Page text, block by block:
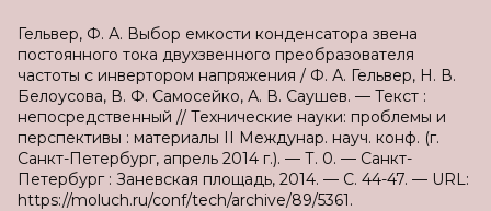
Гельвер, Ф. А. Выбор емкости конденсатора звена
постоянного тока двухзвенного преобразователя
частоты с инвертором напряжения / Ф. А. Гельвер, Н. В.
Белоусова, В. Ф. Самосейко, А. В. Саушев. — Текст :
непосредственный // Технические науки: проблемы и
перспективы : материалы II Междунар. науч. конф. (г.
Санкт-Петербург, апрель 2014 г.). — Т. 0. — Санкт-
Петербург : Заневская площадь, 2014. — С. 44-47. — URL:
https://moluch.ru/conf/tech/archive/89/5361.